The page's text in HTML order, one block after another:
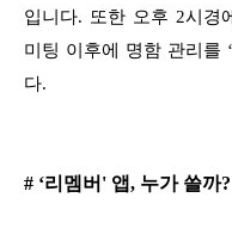
입니다. 또한 오후 2시경
미팅 이후에 명함 관리를
다.
# ‘리멤버' 앱, 누가 쓸까?